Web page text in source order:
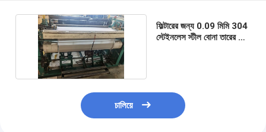
ফিল্টারের জন্য 0.09 মিমি 304
স্টেইনলেস স্টীল বোনা তারের জাল
চালিয়ে